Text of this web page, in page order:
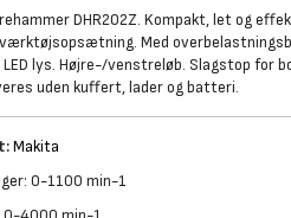
DHR202Z. Kompakt, let og
Med
lys. Højre-/venstreløb. Slagstop for
uden kuffert, lader og batteri.
Makita
0-1100 min-1